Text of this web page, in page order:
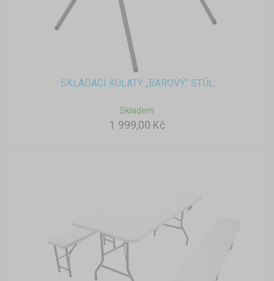
SKLÁDACÍ KULATÝ „BAROVÝ“ STŮL
Skladem
1 999,00 Kč